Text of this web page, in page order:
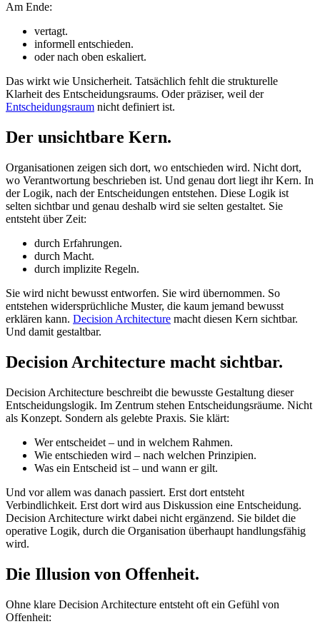
Am Ende:
vertagt.
informell entschieden.
oder nach oben eskaliert.
Das wirkt wie Unsicherheit. Tatsächlich fehlt die strukturelle
Klarheit des Entscheidungsraums. Oder präziser, weil der
Entscheidungsraum nicht definiert ist.
Der unsichtbare Kern.
Organisationen zeigen sich dort, wo entschieden wird. Nicht dort,
wo Verantwortung beschrieben ist. Und genau dort liegt ihr Kern. In
der Logik, nach der Entscheidungen entstehen. Diese Logik ist
selten sichtbar und genau deshalb wird sie selten gestaltet. Sie
entsteht über Zeit:
durch Erfahrungen.
durch Macht.
durch implizite Regeln.
Sie wird nicht bewusst entworfen. Sie wird übernommen. So
entstehen widersprüchliche Muster, die kaum jemand bewusst
erklären kann. Decision Architecture macht diesen Kern sichtbar.
Und damit gestaltbar.
Decision Architecture macht sichtbar.
Decision Architecture beschreibt die bewusste Gestaltung dieser
Entscheidungslogik. Im Zentrum stehen Entscheidungsräume. Nicht
als Konzept. Sondern als gelebte Praxis. Sie klärt:
Wer entscheidet – und in welchem Rahmen.
Wie entschieden wird – nach welchen Prinzipien.
Was ein Entscheid ist – und wann er gilt.
Und vor allem was danach passiert. Erst dort entsteht
Verbindlichkeit. Erst dort wird aus Diskussion eine Entscheidung.
Decision Architecture wirkt dabei nicht ergänzend. Sie bildet die
operative Logik, durch die Organisation überhaupt handlungsfähig
wird.
Die Illusion von Offenheit.
Ohne klare Decision Architecture entsteht oft ein Gefühl von
Offenheit: